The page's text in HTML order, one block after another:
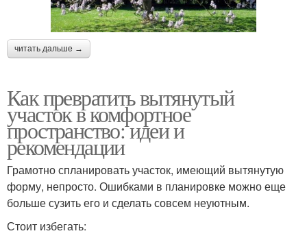
читать дальше →
Как превратить вытянутый
участок в комфортное
пространство: идеи и
рекомендации
Грамотно спланировать участок, имеющий вытянутую
форму, непросто. Ошибками в планировке можно еще
больше сузить его и сделать совсем неуютным.
Стоит избегать: